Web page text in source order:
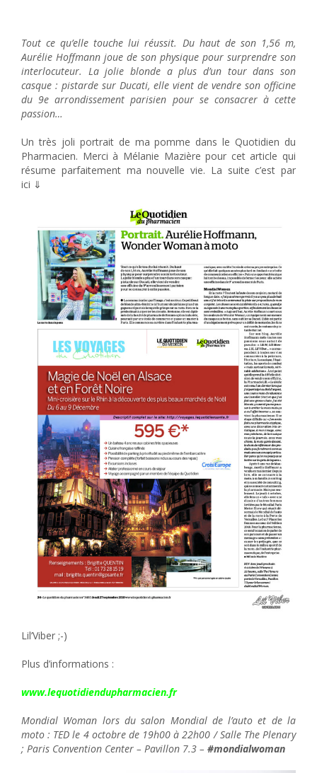
Tout ce qu’elle touche lui réussit. Du haut de son 1,56 m,
Aurélie Hoffmann joue de son physique pour surprendre son
interlocuteur. La jolie blonde a plus d’un tour dans son
casque : pistarde sur Ducati, elle vient de vendre son officine
du 9e arrondissement parisien pour se consacrer à cette
passion…
Un très joli portrait de ma pomme dans le Quotidien du
Pharmacien. Merci à Mélanie Mazière pour cet article qui
résume parfaitement ma nouvelle vie. La suite c’est par
ici ⇓
Lil’Viber ;-)
Plus d’informations :
www.lequotidiendupharmacien.fr
Mondial Woman lors du salon Mondial de l’auto et de la
moto : TED le 4 octobre de 19h00 à 22h00 / Salle The Plenary
; Paris Convention Center – Pavillon 7.3 – #mondialwoman